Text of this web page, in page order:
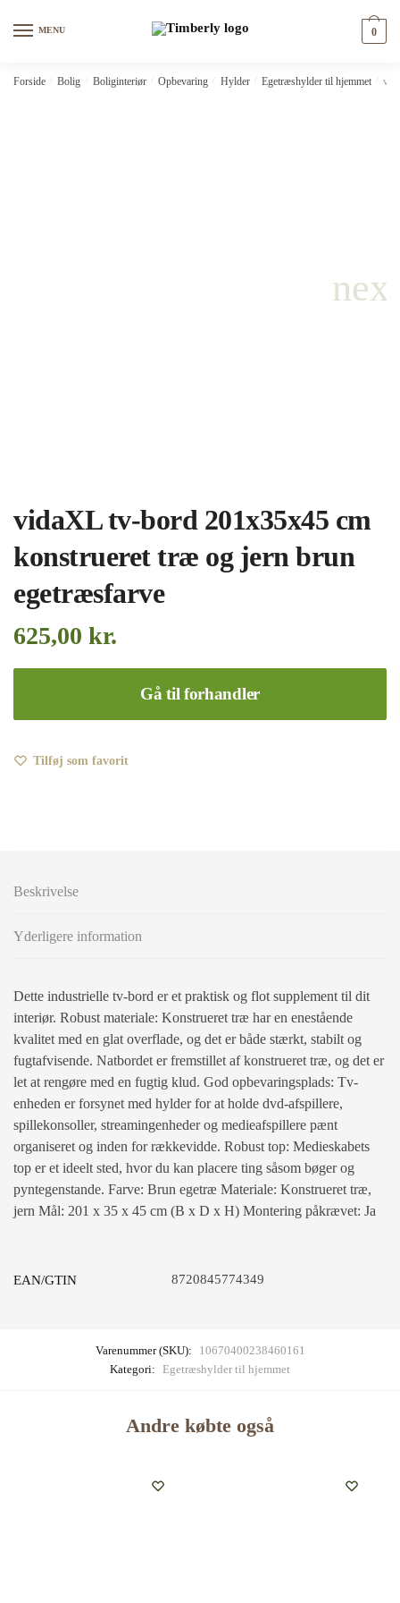
MENU 0
Forside Bolig Boliginteriør Opbevaring Hylder Egetræshylder til hjemmet
vidaXL tv-bord 201x35x45 cm
konstrueret træ og jern brun
egetræsfarve
625,00 kr.
Gå til forhandler
Tilføj som favorit
Beskrivelse
Yderligere information
Dette industrielle tv-bord er et praktisk og flot supplement til dit
interiør. Robust materiale: Konstrueret træ har en enestående
kvalitet med en glat overflade, og det er både stærkt, stabilt og
fugtafvisende. Natbordet er fremstillet af konstrueret træ, og det er
let at rengøre med en fugtig klud. God opbevaringsplads: Tv-
enheden er forsynet med hylder for at holde dvd-afspillere,
spillekonsoller, streamingenheder og medieafspillere pænt
organiseret og inden for rækkevidde. Robust top: Medieskabets
top er et ideelt sted, hvor du kan placere ting såsom bøger og
pyntegenstande. Farve: Brun egetræ Materiale: Konstrueret træ,
jern Mål: 201 x 35 x 45 cm (B x D x H) Montering påkrævet: Ja
EAN/GTIN 8720845774349
Varenummer (SKU):
10670400238460161
Kategori: Egetræshylder til hjemmet
Andre købte også